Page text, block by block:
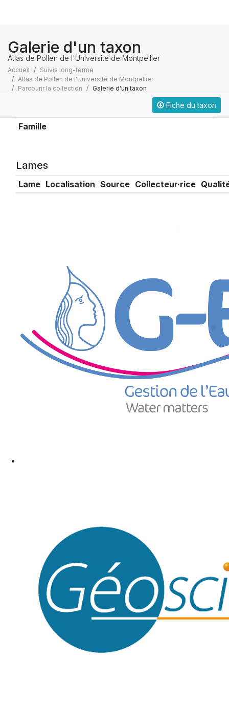
Galerie d'un taxon
Atlas de Pollen de l'Université de Montpellier
Accueil
Suivis long-terme
Atlas de Pollen de l'Université de Montpellier
Parcourir la collection
Galerie d'un taxon
Fiche du taxon
Famille
Lames
Lame Localisation Source Collecteur·rice